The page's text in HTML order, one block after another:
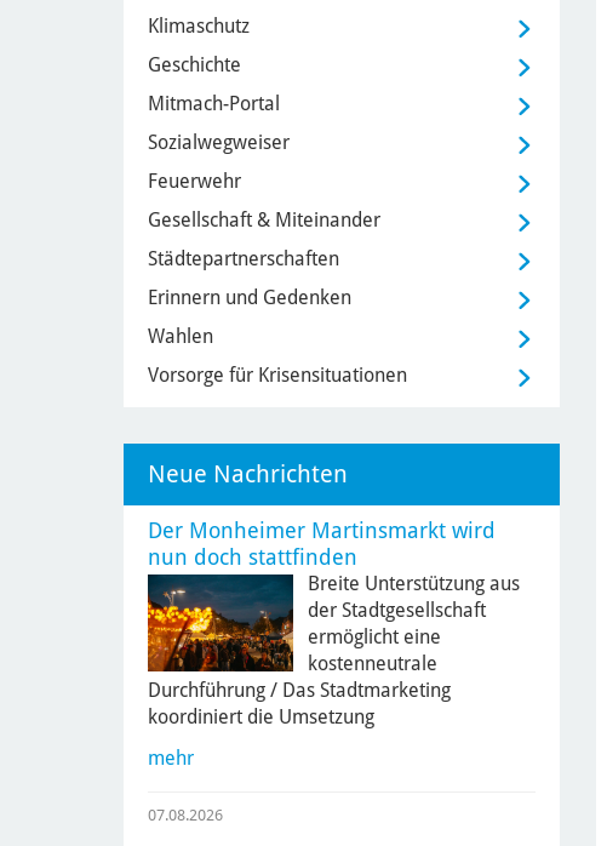
Klimaschutz
Geschichte
Mitmach-Portal
Sozialwegweiser
Feuerwehr
Gesellschaft & Miteinander
Städtepartnerschaften
Erinnern und Gedenken
Wahlen
Vorsorge für Krisensituationen
Neue Nachrichten
Der Monheimer Martinsmarkt wird
nun doch stattfinden
Breite Unterstützung aus
der Stadtgesellschaft
ermöglicht eine
kostenneutrale
Durchführung / Das Stadtmarketing
koordiniert die Umsetzung
mehr
07.08.2026